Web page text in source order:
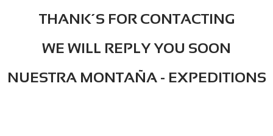
THANK´S FOR CONTACTING
WE WILL REPLY YOU SOON
​NUESTRA MONTAÑA - EXPEDITIONS